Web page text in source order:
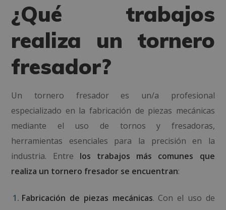
¿Qué trabajos
realiza un tornero
fresador?
Un tornero fresador es un/a profesional
especializado en la fabricación de piezas mecánicas
mediante el uso de tornos y fresadoras,
herramientas esenciales para la precisión en la
industria. Entre los trabajos más comunes que
realiza un tornero fresador se encuentran:
Fabricación de piezas mecánicas. Con el uso de